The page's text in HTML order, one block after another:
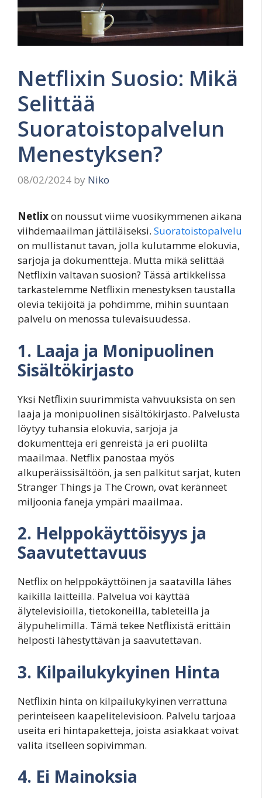
Netflixin Suosio: Mikä
Selittää
Suoratoistopalvelun
Menestyksen?
08/02/2024 by Niko
Netlixon noussut viime vuosikymmenen aikana
viihdemaailman jättiläiseksi. Suoratoistopalvelu
on mullistanut tavan, jolla kulutamme elokuvia,
sarjoja ja dokumentteja. Mutta mikä selittää
Netflixin valtavan suosion? Tässä artikkelissa
tarkastelemme Netflixin menestyksen taustalla
olevia tekijöitä ja pohdimme, mihin suuntaan
palvelu on menossa tulevaisuudessa.
1. Laaja ja Monipuolinen
Sisältökirjasto
Yksi Netflixin suurimmista vahvuuksista on sen
laaja ja monipuolinen sisältökirjasto. Palvelusta
löytyy tuhansia elokuvia, sarjoja ja
dokumentteja eri genreistä ja eri puolilta
maailmaa. Netflix panostaa myös
alkuperäissisältöön, ja sen palkitut sarjat, kuten
Stranger Things ja The Crown, ovat keränneet
miljoonia faneja ympäri maailmaa.
2. Helppokäyttöisyys ja
Saavutettavuus
Netflix on helppokäyttöinen ja saatavilla lähes
kaikilla laitteilla. Palvelua voi käyttää
älytelevisioilla, tietokoneilla, tableteilla ja
älypuhelimilla. Tämä tekee Netflixistä erittäin
helposti lähestyttävän ja saavutettavan.
3. Kilpailukykyinen Hinta
Netflixin hinta on kilpailukykyinen verrattuna
perinteiseen kaapelitelevisioon. Palvelu tarjoaa
useita eri hintapaketteja, joista asiakkaat voivat
valita itselleen sopivimman.
4. Ei Mainoksia